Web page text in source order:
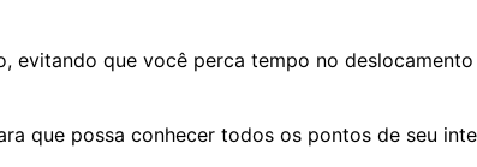
que você perca tempo no
que possa conhecer todos os pontos de seu